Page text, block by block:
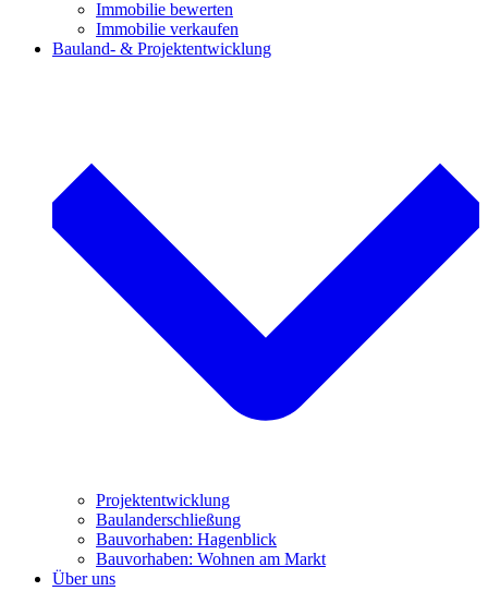
Immobilie bewerten
Immobilie verkaufen
Bauland- & Projektentwicklung
Projektentwicklung
Baulanderschließung
Bauvorhaben: Hagenblick
Bauvorhaben: Wohnen am Markt
Über uns